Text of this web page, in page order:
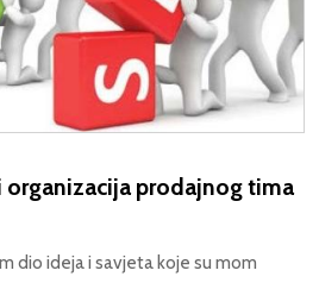
prodajnog tima
dio ideja i savjeta koje su mom